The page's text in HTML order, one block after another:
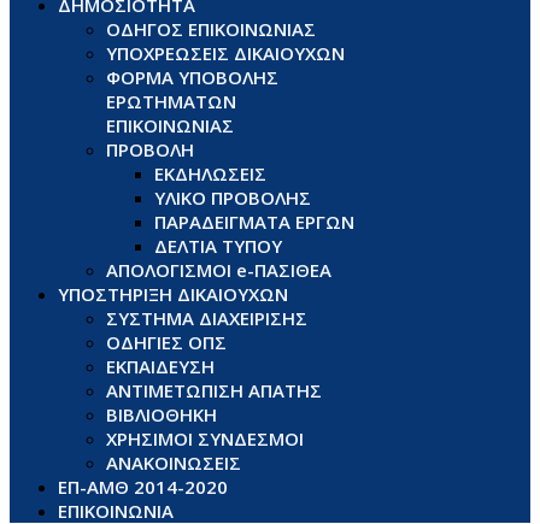
ΔΗΜΟΣΙΟΤΗΤΑ
ΟΔΗΓΟΣ ΕΠΙΚΟΙΝΩΝΙΑΣ
ΥΠΟΧΡΕΩΣΕΙΣ ΔΙΚΑΙΟΥΧΩΝ
ΦΟΡΜΑ ΥΠΟΒΟΛΗΣ
ΕΡΩΤΗΜΑΤΩΝ
ΕΠΙΚΟΙΝΩΝΙΑΣ
ΠΡΟΒΟΛΗ
ΕΚΔΗΛΩΣΕΙΣ
ΥΛΙΚΟ ΠΡΟΒΟΛΗΣ
ΠΑΡΑΔΕΙΓΜΑΤΑ ΕΡΓΩΝ
ΔΕΛΤΙΑ ΤΥΠΟΥ
ΑΠΟΛΟΓΙΣΜΟΙ e-ΠΑΣΙΘΕΑ
ΥΠΟΣΤΗΡΙΞΗ ΔΙΚΑΙΟΥΧΩΝ
ΣΥΣΤΗΜΑ ΔΙΑΧΕΙΡΙΣΗΣ
ΟΔΗΓΙΕΣ ΟΠΣ
ΕΚΠΑΙΔΕΥΣΗ
ΑΝΤΙΜΕΤΩΠΙΣΗ ΑΠΑΤΗΣ
ΒΙΒΛΙΟΘΗΚΗ
ΧΡΗΣΙΜΟΙ ΣΥΝΔΕΣΜΟΙ
ΑΝΑΚΟΙΝΩΣΕΙΣ
ΕΠ-ΑΜΘ 2014-2020
ΕΠΙΚΟΙΝΩΝΙΑ